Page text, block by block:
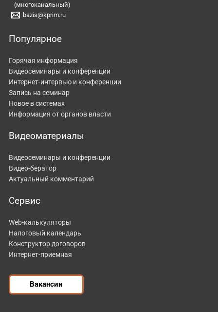
(многоканальный)
bazis@kprim.ru
Популярное
Горячая информация
Видеосеминары и конференции
Интернет-интервью и конференции
Запись на семинар
Новое в системах
Информация от органов власти
Видеоматериалы
Видеосеминары и конференции
Видео-бератор
Актуальный комментарий
Сервис
Web-калькуляторы
Налоговый календарь
Конструктор договоров
Интернет-приемная
Вакансии